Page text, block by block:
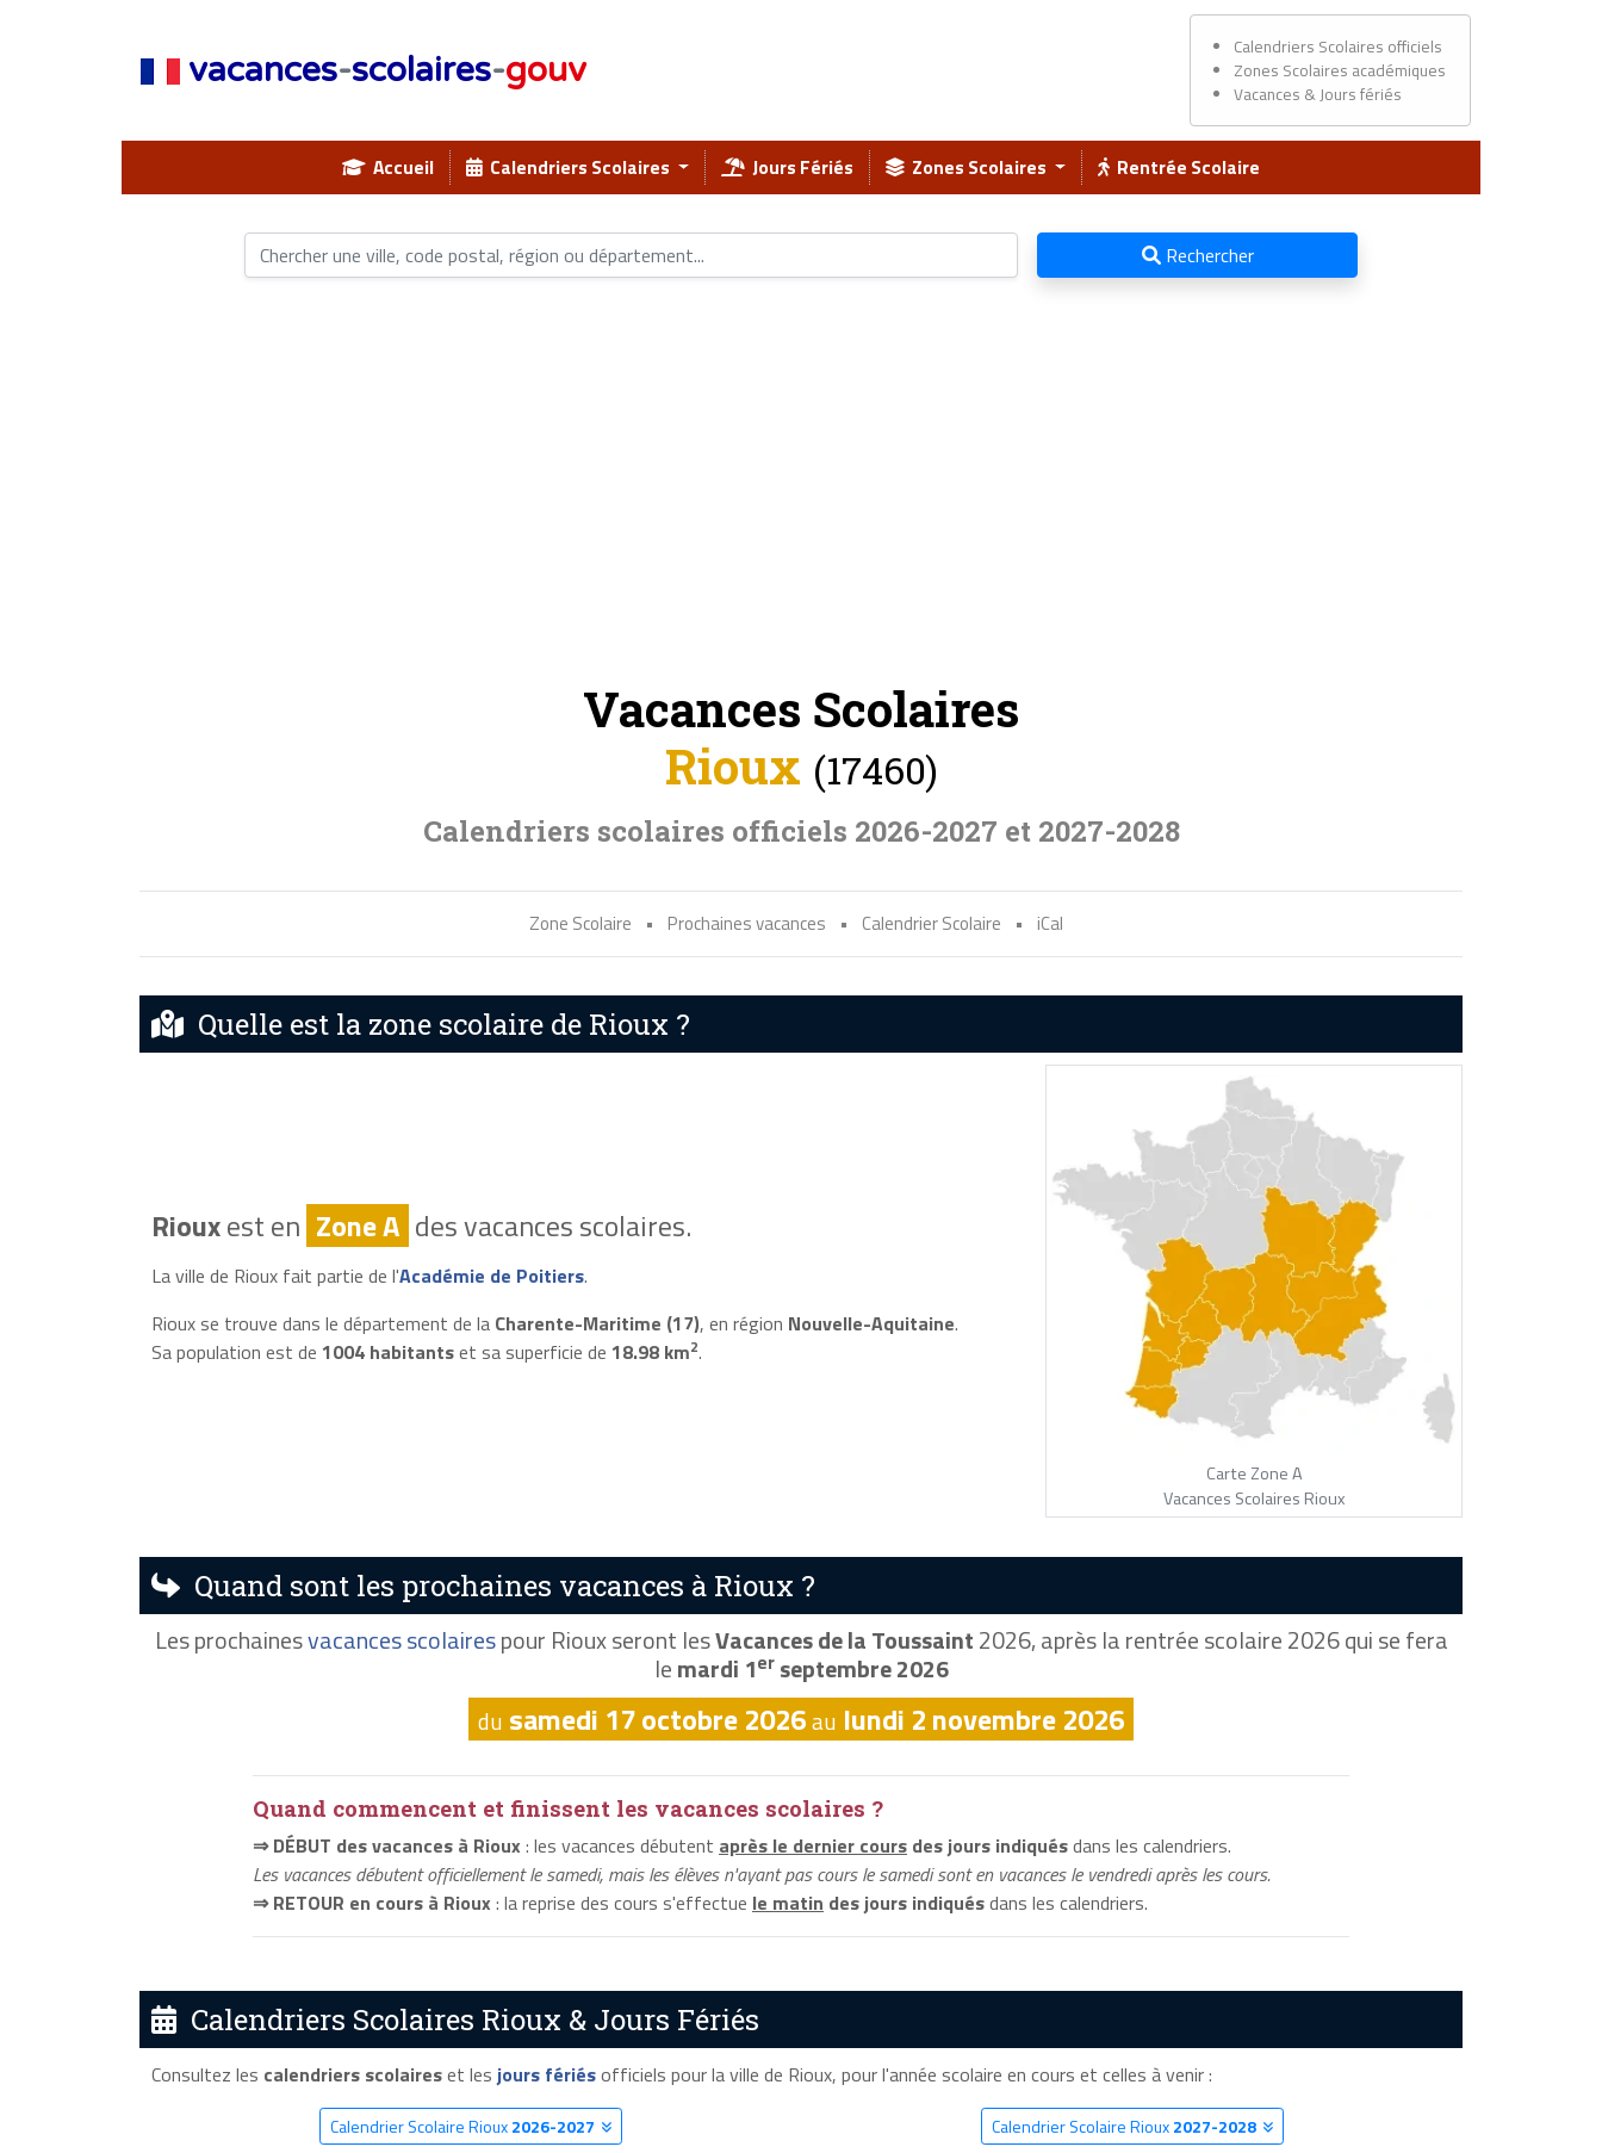
vacances-scolaires-gouv
Calendriers Scolaires officiels
Zones Scolaires académiques
Vacances & Jours fériés
Accueil Calendriers Scolaires Jours Fériés Zones Scolaires Rentrée Scolaire
Rechercher
Vacances Scolaires
Rioux (17460)
Calendriers scolaires officiels 2026-2027 et 2027-2028
Zone Scolaire • Prochaines vacances • Calendrier Scolaire • iCal
Quelle est la zone scolaire de Rioux ?
Riouxest en Zone A des vacances scolaires.
La ville de Rioux fait partie de l'Académie de Poitiers.
Rioux se trouve dans le département de la Charente-Maritime (17), en région Nouvelle-Aquitaine.
Sa population est de 1004 habitantset sa superficie de 18.98 km2.
Carte Zone A
Vacances Scolaires Rioux
Quand sont les prochaines vacances à Rioux ?
Les prochainesvacances scolairespour Rioux seront lesVacances de la Toussaint2026, après la rentrée scolaire 2026 qui se fera
lemardi 1erseptembre 2026
du samedi 17 octobre 2026au lundi 2 novembre 2026
Quand commencent et finissent les vacances scolaires ?
⇒ DÉBUT des vacances à Rioux : les vacances débutent après le dernier cours des jours indiquésdans les calendriers.
Les vacances débutent officiellement le samedi, mais les élèves n'ayant pas cours le samedi sont en vacances le vendredi après les cours.
⇒ RETOUR en cours à Rioux : la reprise des cours s'effectue le matin des jours indiquésdans les calendriers.
Calendriers Scolaires Rioux & Jours Fériés
Consultez les calendriers scolaireset les jours fériésofficiels pour la ville de Rioux, pour l'année scolaire en cours et celles à venir :
Calendrier Scolaire Rioux2026-2027 Calendrier Scolaire Rioux2027-2028